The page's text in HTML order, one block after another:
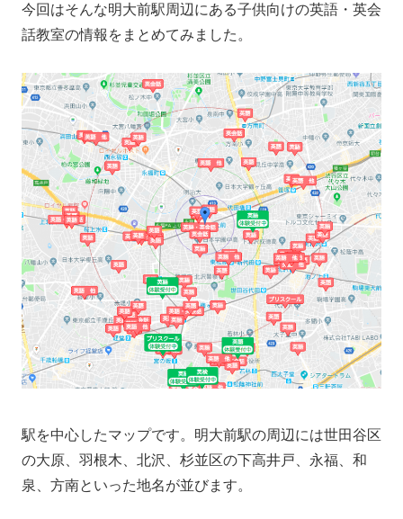
今回はそんな明大前駅周辺にある子供向けの英語・英会
話教室の情報をまとめてみました。
駅を中心したマップです。明大前駅の周辺には世田谷区
の大原、羽根木、北沢、杉並区の下高井戸、永福、和
泉、方南といった地名が並びます。